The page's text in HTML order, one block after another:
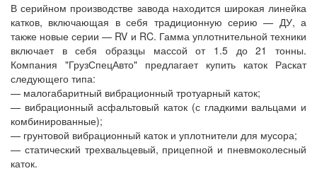
В серийном производстве завода находится широкая линейка
катков, включающая в себя традиционную серию — ДУ, а
также новые серии — RV и RC. Гамма уплотнительной техники
включает в себя образцы массой от 1.5 до 21 тонны.
Компания "ГрузСпецАвто" предлагает купить каток Раскат
следующего типа:
— малогабаритный вибрационный тротуарный каток;
— вибрационный асфальтовый каток (с гладкими вальцами и
комбинированные);
— грунтовой вибрационный каток и уплотнители для мусора;
— статический трехвальцевый, прицепной и пневмоколесный
каток.